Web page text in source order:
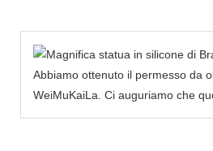
Abbiamo ottenuto il permesso da
WeiMuKaiLa. Ci auguriamo che